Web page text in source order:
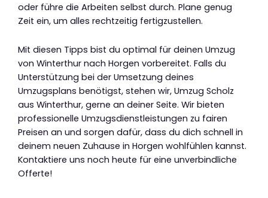
oder führe die Arbeiten selbst durch. Plane genug
Zeit ein, um alles rechtzeitig fertigzustellen.
Mit diesen Tipps bist du optimal für deinen Umzug
von Winterthur nach Horgen vorbereitet. Falls du
Unterstützung bei der Umsetzung deines
Umzugsplans benötigst, stehen wir, Umzug Scholz
aus Winterthur, gerne an deiner Seite. Wir bieten
professionelle Umzugsdienstleistungen zu fairen
Preisen an und sorgen dafür, dass du dich schnell in
deinem neuen Zuhause in Horgen wohlfühlen kannst.
Kontaktiere uns noch heute für eine unverbindliche
Offerte!